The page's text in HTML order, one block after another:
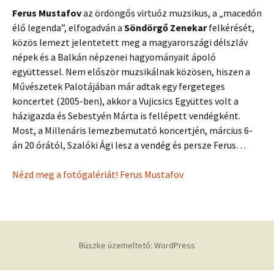
Ferus Mustafovaz ördöngős virtuóz muzsikus, a „macedón
élő legenda”, elfogadván a Söndörgő Zenekarfelkérését,
közös lemezt jelentetett meg a magyarországi délszláv
népek és a Balkán népzenei hagyományait ápoló
együttessel. Nem először muzsikálnak közösen, hiszen a
Művészetek Palotájában már adtak egy fergeteges
koncertet (2005-ben), akkor a Vujicsics Együttes volt a
házigazda és Sebestyén Márta is fellépett vendégként.
Most, a Millenáris lemezbemutató koncertjén, március 6-
án 20 órától, Szalóki Ági lesz a vendég és persze Ferus…
Nézd meg a fotógalériát! Ferus Mustafov
Büszke üzemeltető: WordPress